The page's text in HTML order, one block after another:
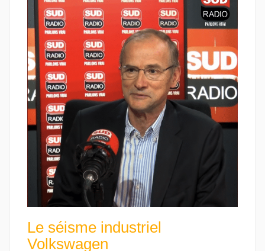
Le séisme industriel
Volkswagen